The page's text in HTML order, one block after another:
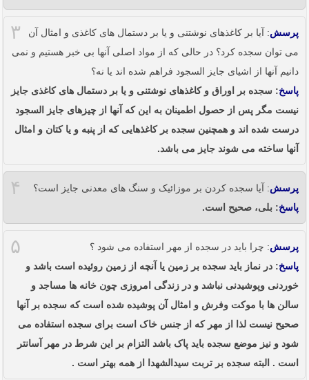
۳ پرسش: آیا بر کاغذهای نوشتنی و یا بر دستمال های کاغذی و امثال آن
می توان سجده کرد؟ در حالی که از مواد اصلی آنها بی خبر هستیم و نمی
دانیم آنها از اشیای جایز السجود فراهم شده اند یا نه؟
پاسخ: سجده بر اوراق و کاغذهای نوشتنی و یا بر دستمال های کاغذی جایز
نیست مگر پس از حصول اطمینان به این که آنها از چیزهای جایز السجود
درست شده اند و همچنین سجده بر کاغذهایی که از پنبه و یا کتان و امثال
آنها ساخته می شوند جایز می باشد.
۴ پرسش: آیا سجده کردن بر موزائیک و سنگ های معدنی جایز است؟
پاسخ: بلی، صحیح است.
۵ پرسش: چرا باید در سجده از مهر استفاده می شود ؟
پاسخ: در نماز باید سجده بر زمین یا آنچه از زمین روئیده است باشد و
خوردنی وپوشیدنی نباشد و در زندگی امروزی چون خانه ها مساجد و
سالن ها با موکت وفرش و امثال آن پوشیده شده است که سجده بر آنها
صحیح نیست لذا از مهر که از جنس خاک است برای سجده استفاده می
شود و نیز موضع سجده باید پاک باشد التزام بر این شرط در مهر آسانتر
است . البته سجده بر تربت سیدالشهدا از همه بهتر است .